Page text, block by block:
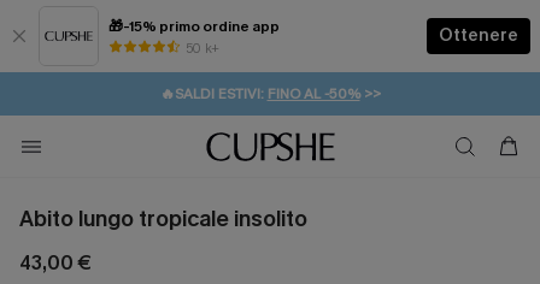
🎁-15% primo ordine app
50 k+
Ottenere
⚡️-15% SUGLI ESSENZIALI DA VACANZA | ACQUISTA
🔥SALDI ESTIVI: FINO AL -50%>>
🚚SPEDIZIONE GRATUITA DA 49€
💌REGALO PER I NUOVI: 20% DI SCONTO*
Abito lungo tropicale insolito
43,00 €